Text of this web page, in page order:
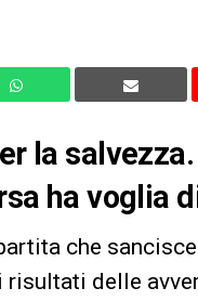
la
ha voglia
che
risultati delle